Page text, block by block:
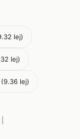
lej)
lej)
lej)